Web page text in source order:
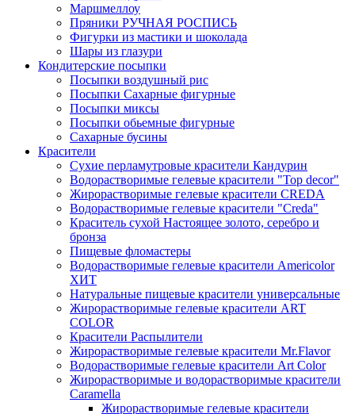
Маршмеллоу
Пряники РУЧНАЯ РОСПИСЬ
Фигурки из мастики и шоколада
Шары из глазури
Кондитерские посыпки
Посыпки воздушный рис
Посыпки Сахарные фигурные
Посыпки миксы
Посыпки обьемные фигурные
Сахарные бусины
Красители
Сухие перламутровые красители Кандурин
Водорастворимые гелевые красители "Top decor"
Жирорастворимые гелевые красители CREDA
Водорастворимые гелевые красители "Creda"
Краситель сухой Настоящее золото, серебро и
бронза
Пищевые фломастеры
Водорастворимые гелевые красители Americolor
ХИТ
Натуральные пищевые красители универсальные
Жирорастворимые гелевые красители ART
COLOR
Красители Распылители
Жирорастворимые гелевые красители Mr.Flavor
Водорастворимые гелевые красители Art Color
Жирорастворимые и водорастворимые красители
Caramella
Жирорастворимые гелевые красители